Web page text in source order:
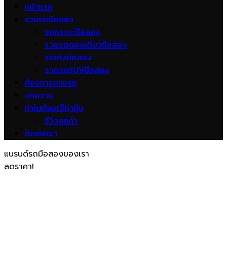
หน้าแรก
รวมรถมือสอง
รถกระบะมือสอง
รวมรถตอนเดียวมือสอง
รถเก๋งมือสอง
รวมรถSUVมือสอง
ต้องการขายรถ
บทความ
ทำไมต้องเจ๊คำปุ่น
รีวิวลูกค้า
ติดต่อเรา
แบรนด์รถมือสองของเรา
ลดราคา!